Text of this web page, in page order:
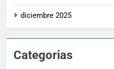
diciembre 2025
Categorias